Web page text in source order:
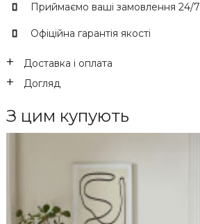
Приймаємо ваші замовлення 24/7
Офіційна гарантія якості
Доставка і оплата
Догляд
З цим купують